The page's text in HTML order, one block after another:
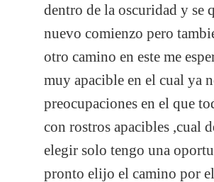
dentro de la oscuridad y se
nuevo comienzo pero
otro camino en este me
muy apacible en el cual ya
preocupaciones en el que
con rostros apacibles ,cual
elegir solo tengo una
pronto elijo el camino por